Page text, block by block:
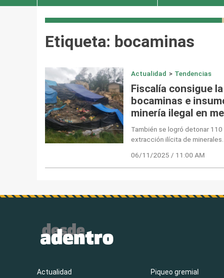
Etiqueta: bocaminas
Actualidad > Tendencias
Fiscalía consigue
bocaminas e
minería ilegal en
También se logró detonar
extracción ilícita de minerales.
06/11/2025 / 11:00 AM
Actualidad Piqueo gremial